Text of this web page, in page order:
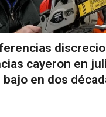
cayeron en
bajo en dos